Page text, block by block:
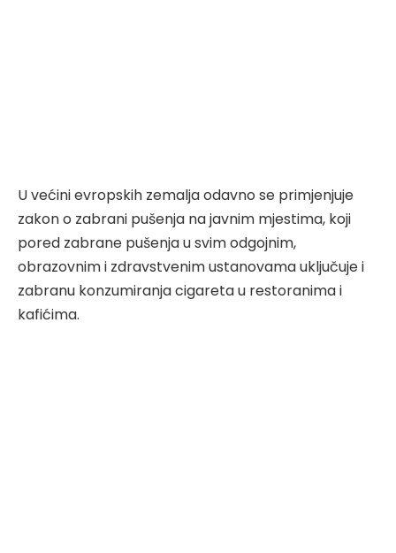
U većini evropskih zemalja odavno se primjenjuje
zakon o zabrani pušenja na javnim mjestima, koji
pored zabrane pušenja u svim odgojnim,
obrazovnim i zdravstvenim ustanovama uključuje i
zabranu konzumiranja cigareta u restoranima i
kafićima.